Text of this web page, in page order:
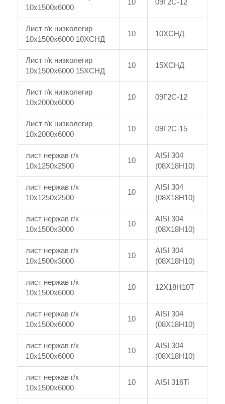
10x1500x6000
10 09Г2С-12
Лист г/к низколегир
10x1500x6000 10ХСНД
10 10ХСНД
Лист г/к низколегир
10x1500x6000 15ХСНД
10 15ХСНД
Лист г/к низколегир
10x2000x6000
10 09Г2С-12
Лист г/к низколегир
10x2000x6000
10 09Г2С-15
лист нержав г/к
10x1250x2500
10
AISI 304
(08Х18Н10)
лист нержав г/к
10x1250x2500
10
AISI 304
(08Х18Н10)
лист нержав г/к
10x1500x3000
10
AISI 304
(08Х18Н10)
лист нержав г/к
10x1500x3000
10
AISI 304
(08Х18Н10)
лист нержав г/к
10x1500x6000
10 12Х18Н10Т
лист нержав г/к
10x1500x6000
10
AISI 304
(08Х18Н10)
лист нержав г/к
10x1500x6000
10
AISI 304
(08Х18Н10)
лист нержав г/к
10x1500x6000
10 AISI 316Ti